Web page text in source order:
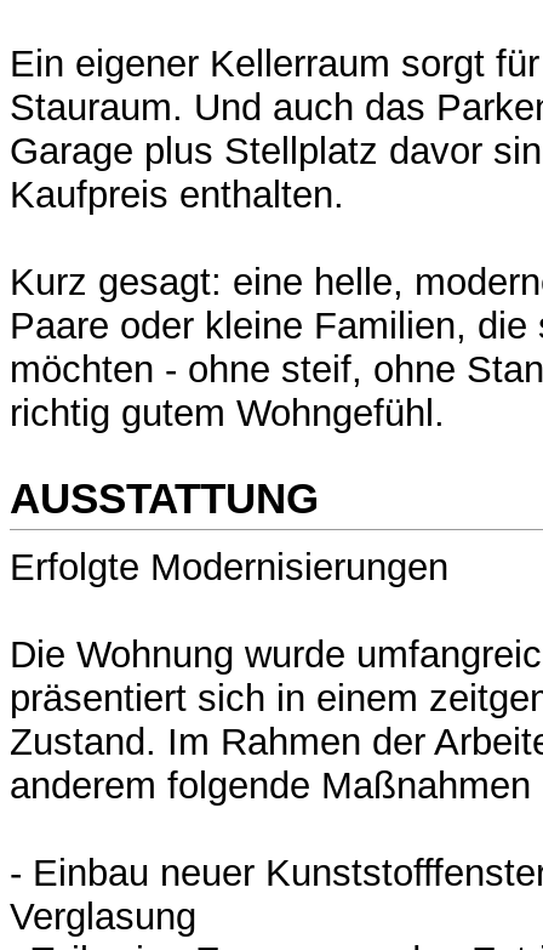
Ein eigener Kellerraum sorgt
Stauraum. Und auch das
Garage plus Stellplatz davor
Kaufpreis enthalten.
Kurz gesagt: eine helle,
Paare oder kleine Familien, die
möchten - ohne steif, ohne
richtig gutem Wohngefühl.
AUSSTATTUNG
Erfolgte Modernisierungen
Die Wohnung wurde
präsentiert sich in einem
Zustand. Im Rahmen der
anderem folgende
- Einbau neuer
Verglasung